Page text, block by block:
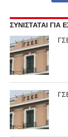
ΣΥΝΙΣΤΑΤΑΙ ΓΙΑ